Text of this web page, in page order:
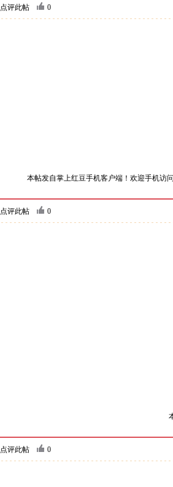
点评此帖 0
本帖发自掌上红豆手机客户端！欢迎手机访
点评此帖 0
点评此帖 0